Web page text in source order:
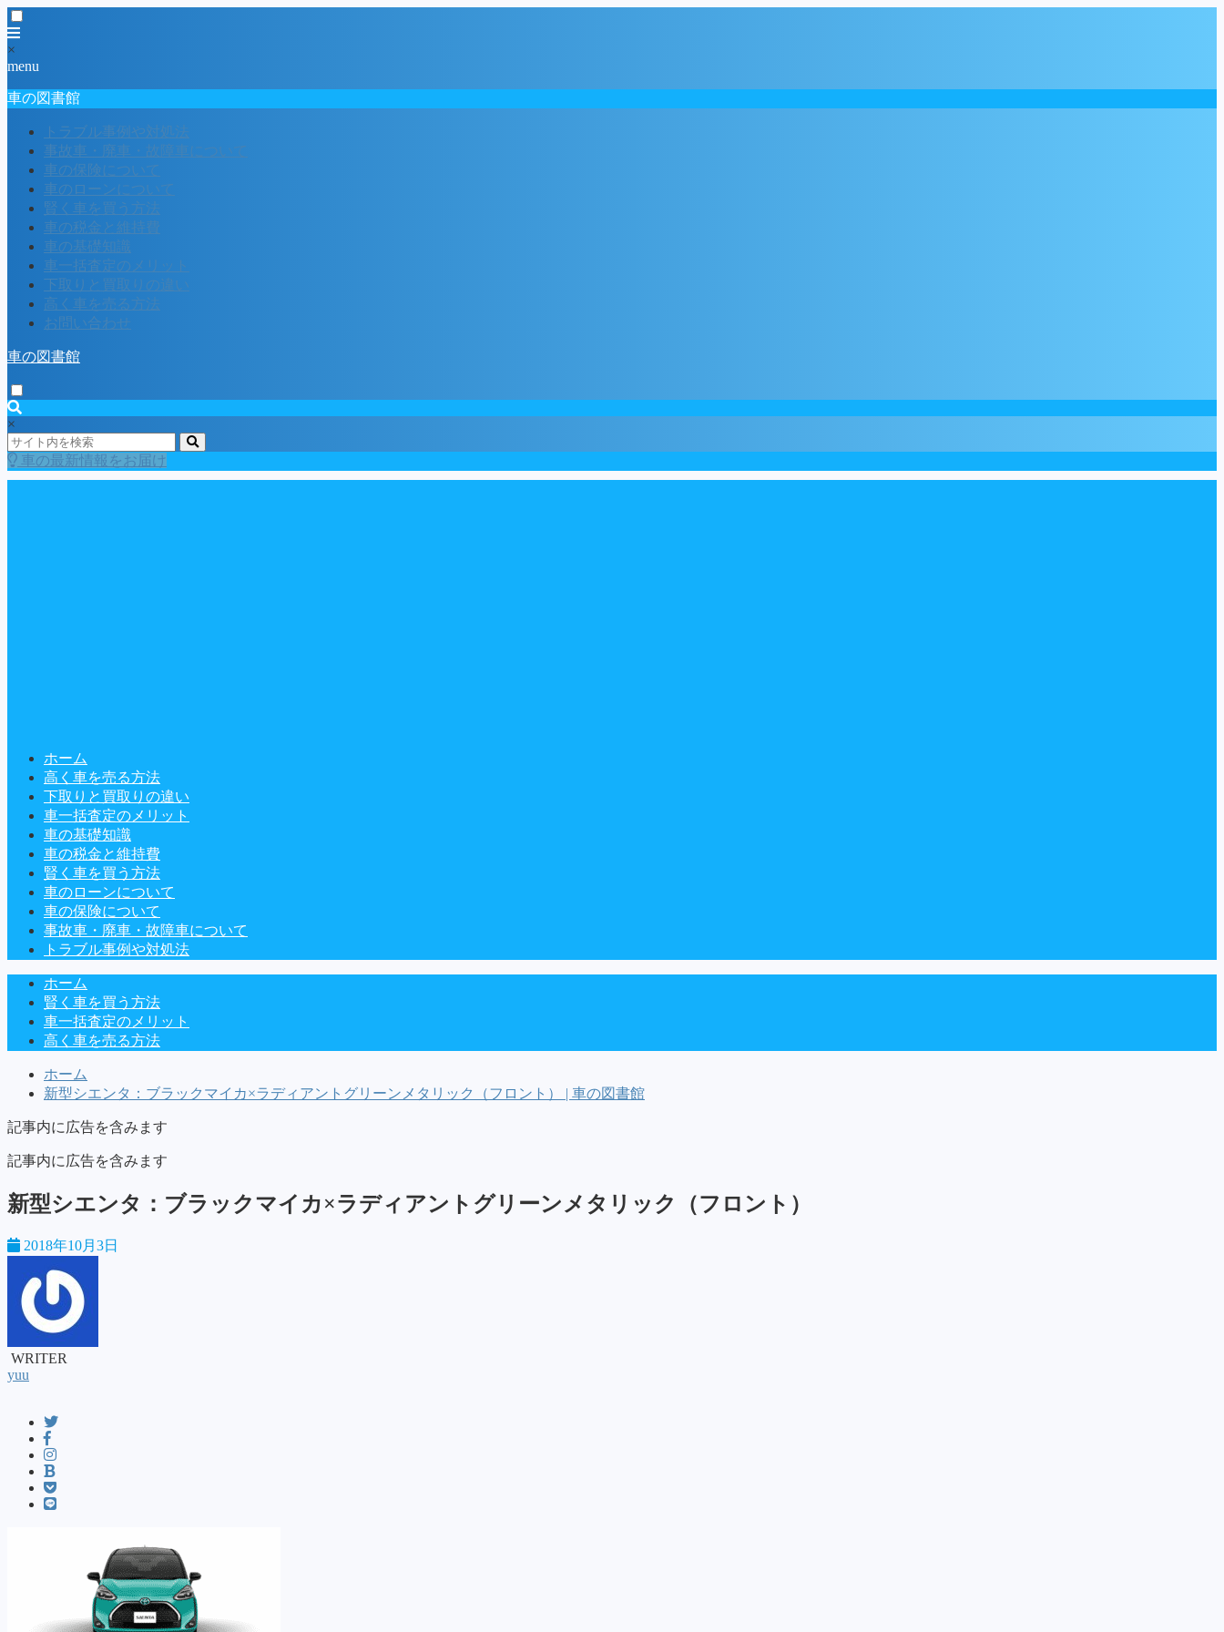
×
menu
車の図書館
トラブル事例や対処法
事故車・廃車・故障車について
車の保険について
車のローンについて
賢く車を買う方法
車の税金と維持費
車の基礎知識
車一括査定のメリット
下取りと買取りの違い
高く車を売る方法
お問い合わせ
車の図書館
×
車の最新情報をお届け
ホーム
高く車を売る方法
下取りと買取りの違い
車一括査定のメリット
車の基礎知識
車の税金と維持費
賢く車を買う方法
車のローンについて
車の保険について
事故車・廃車・故障車について
トラブル事例や対処法
ホーム
賢く車を買う方法
車一括査定のメリット
高く車を売る方法
ホーム
新型シエンタ：ブラックマイカ×ラディアントグリーンメタリック（フロント） | 車の図書館
記事内に広告を含みます
記事内に広告を含みます
新型シエンタ：ブラックマイカ×ラディアントグリーンメタリック（フロント）
2018年10月3日
WRITER
yuu